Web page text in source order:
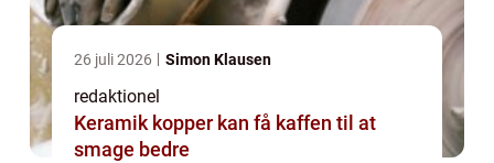
26 juli 2026 Simon Klausen
redaktionel
Keramik kopper kan få kaffen til at
smage bedre